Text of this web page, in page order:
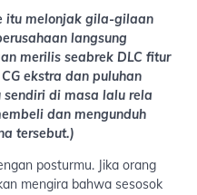
itu melonjak gila-gilaan
langsung
merilis seabrek DLC fitur
ekstra dan puluhan
di masa lalu rela
dan mengunduh
tersebut.)
posturmu. Jika orang
mengira bahwa sesosok